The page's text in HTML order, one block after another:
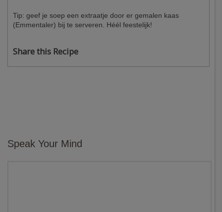
Tip: geef je soep een extraatje door er gemalen kaas
(Emmentaler) bij te serveren. Héél feestelijk!
Share this Recipe
Speak Your Mind